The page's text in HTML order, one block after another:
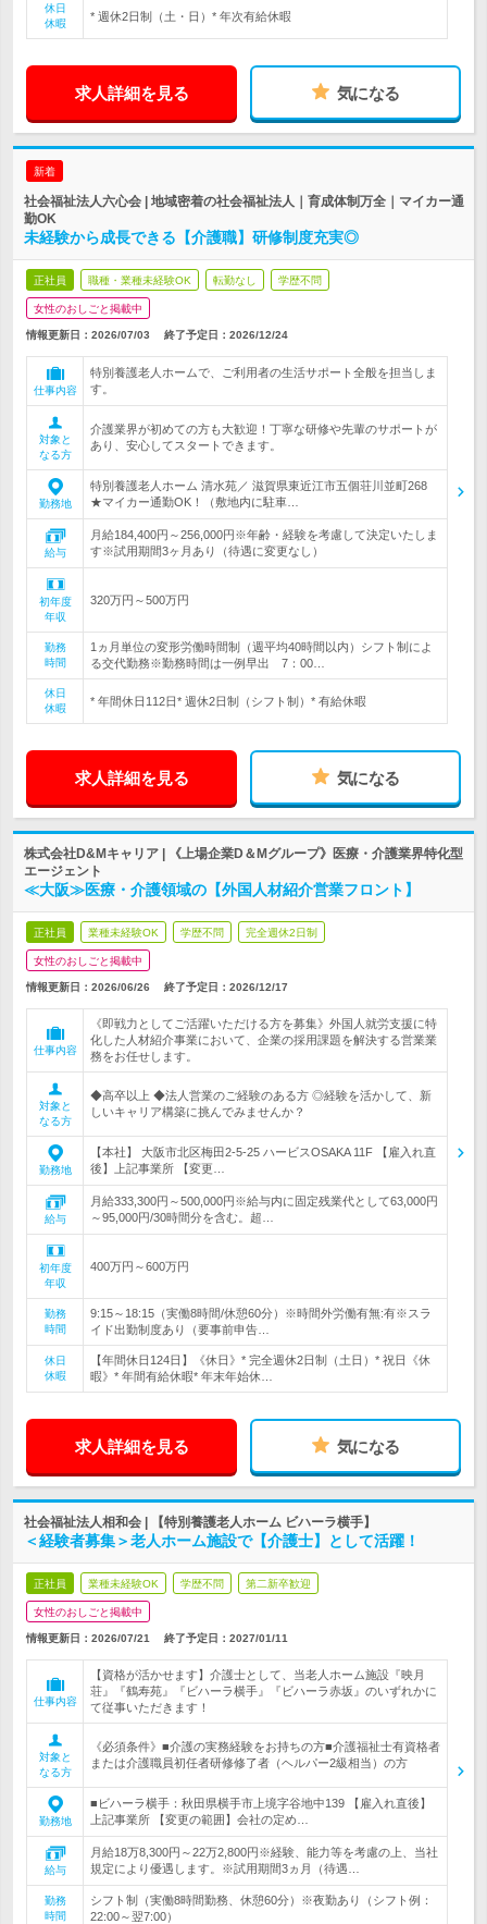
休日
休暇
* 週休2日制（土・日）* 年次有給休暇
求人詳細を見る 気になる
新着
社会福祉法人六心会 | 地域密着の社会福祉法人｜育成体制万全｜マイカー通
勤OK
未経験から成長できる【介護職】研修制度充実◎
正社員 職種・業種未経験OK 転勤なし 学歴不問
女性のおしごと掲載中
情報更新日：2026/07/03 終了予定日： 2026/12/24
仕事内容
特別養護老人ホームで、ご利用者の生活サポート全般を担当しま
す。
対象と
なる方
介護業界が初めての方も大歓迎！丁寧な研修や先輩のサポートが
あり、安心してスタートできます。
勤務地
特別養護老人ホーム 清水苑／ 滋賀県東近江市五個荘川並町268
★マイカー通勤OK！（敷地内に駐車…
給与
月給184,400円～256,000円※年齢・経験を考慮して決定いたしま
す※試用期間3ヶ月あり（待遇に変更なし）
初年度
年収
320万円～500万円
勤務
時間
1ヵ月単位の変形労働時間制（週平均40時間以内）シフト制によ
る交代勤務※勤務時間は一例早出 7：00…
休日
休暇
* 年間休日112日* 週休2日制（シフト制）* 有給休暇
求人詳細を見る 気になる
株式会社D&Mキャリア | 《上場企業D＆Mグループ》医療・介護業界特化型
エージェント
≪大阪≫医療・介護領域の【外国人材紹介営業フロント】
正社員 業種未経験OK 学歴不問 完全週休2日制
女性のおしごと掲載中
情報更新日：2026/06/26 終了予定日： 2026/12/17
仕事内容
《即戦力としてご活躍いただける方を募集》外国人就労支援に特
化した人材紹介事業において、企業の採用課題を解決する営業業
務をお任せします。
対象と
なる方
◆高卒以上 ◆法人営業のご経験のある方 ◎経験を活かして、新
しいキャリア構築に挑んでみませんか？
勤務地
【本社】 大阪市北区梅田2-5-25 ハービスOSAKA 11F 【雇入れ直
後】上記事業所 【変更…
給与
月給333,300円～500,000円※給与内に固定残業代として63,000円
～95,000円/30時間分を含む。超…
初年度
年収
400万円～600万円
勤務
時間
9:15～18:15（実働8時間/休憩60分）※時間外労働有無:有※スラ
イド出勤制度あり（要事前申告…
休日
休暇
【年間休日124日】《休日》* 完全週休2日制（土日）* 祝日《休
暇》* 年間有給休暇* 年末年始休…
求人詳細を見る 気になる
社会福祉法人相和会 | 【特別養護老人ホーム ビハーラ横手】
＜経験者募集＞老人ホーム施設で【介護士】として活躍！
正社員 業種未経験OK 学歴不問 第二新卒歓迎
女性のおしごと掲載中
情報更新日：2026/07/21 終了予定日： 2027/01/11
仕事内容
【資格が活かせます】介護士として、当老人ホーム施設『映月
荘』『鶴寿苑』『ビハーラ横手』『ビハーラ赤坂』のいずれかに
て従事いただきます！
対象と
なる方
《必須条件》■介護の実務経験をお持ちの方■介護福祉士有資格者
または介護職員初任者研修修了者（ヘルパー2級相当）の方
勤務地
■ビハーラ横手：秋田県横手市上境字谷地中139 【雇入れ直後】
上記事業所 【変更の範囲】会社の定め…
給与
月給18万8,300円～22万2,800円※経験、能力等を考慮の上、当社
規定により優遇します。※試用期間3ヵ月（待遇…
勤務
時間
シフト制（実働8時間勤務、休憩60分）※夜勤あり（シフト例：
22:00～翌7:00）